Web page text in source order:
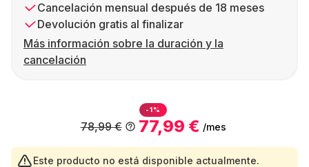
Cancelación mensual después de 18 meses
Devolución gratis al finalizar
Más información sobre la duración y la
cancelación
-1%
77,99 € /mes
78,99 €
Este producto no está disponible actualmente.